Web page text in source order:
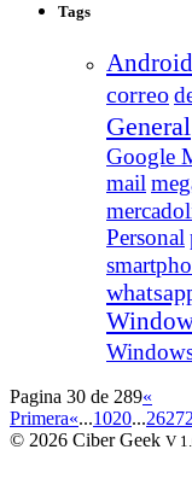
Tags
Android
correo
General
Google
mail
Personal
Pagina 30 de 289«
Primera«...1020...2627
© 2026 Ciber Geek V